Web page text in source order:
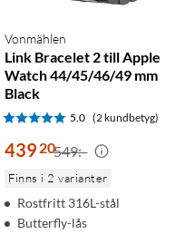
Vonmählen
Link Bracelet 2 till Apple
Watch 44/45/46/49 mm
Black
5.0 (2 kundbetyg)
439 20549:-
Finns i 2 varianter
Rostfritt 316L-stål
Butterfly-lås